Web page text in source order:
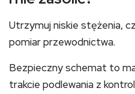
Utrzymuj niskie stężenia,
pomiar przewodnictwa.
Bezpieczny schemat to
trakcie podlewania z